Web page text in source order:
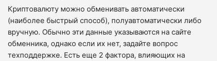
Криптовалюту можно обменивать автоматически
(наиболее быстрый способ), полуавтоматически либо
вручную. Обычно эти данные указываются на сайте
обменника, однако если их нет, задайте вопрос
техподдержке. Есть еще 2 фактора, влияющих на